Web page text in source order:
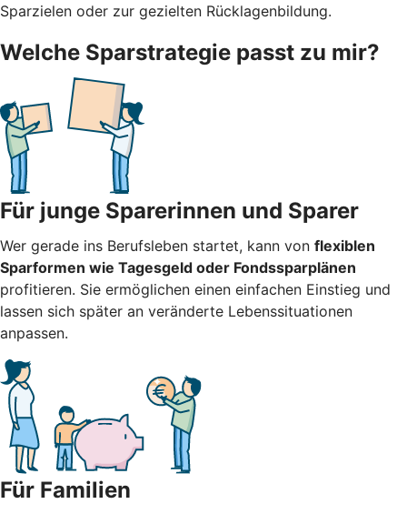
Sparzielen oder zur gezielten Rücklagenbildung.
Welche Sparstrategie passt zu mir?
Für junge Sparerinnen und Sparer
Wer gerade ins Berufsleben startet, kann von flexiblen
Sparformen wie Tagesgeld oder Fondssparplänen
profitieren. Sie ermöglichen einen einfachen Einstieg und
lassen sich später an veränderte Lebenssituationen
anpassen.
Für Familien